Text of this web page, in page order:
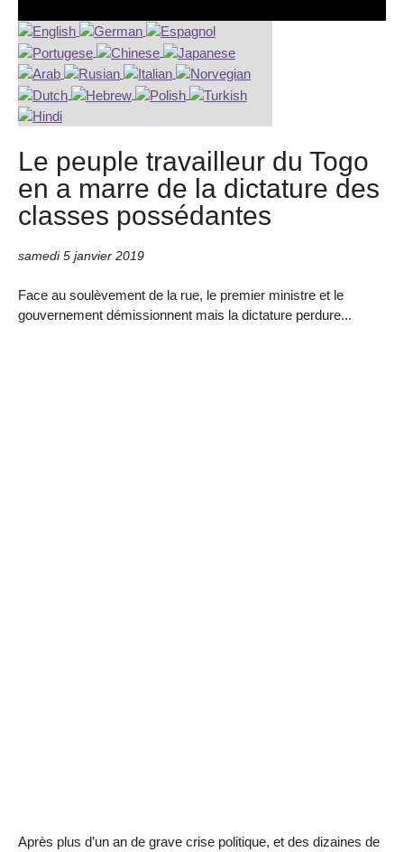
Le peuple travailleur du Togo
en a marre de la dictature des
classes possédantes
samedi 5 janvier 2019
Face au soulèvement de la rue, le premier ministre et le
gouvernement démissionnent mais la dictature perdure...
Après plus d’un an de grave crise politique, et des dizaines de